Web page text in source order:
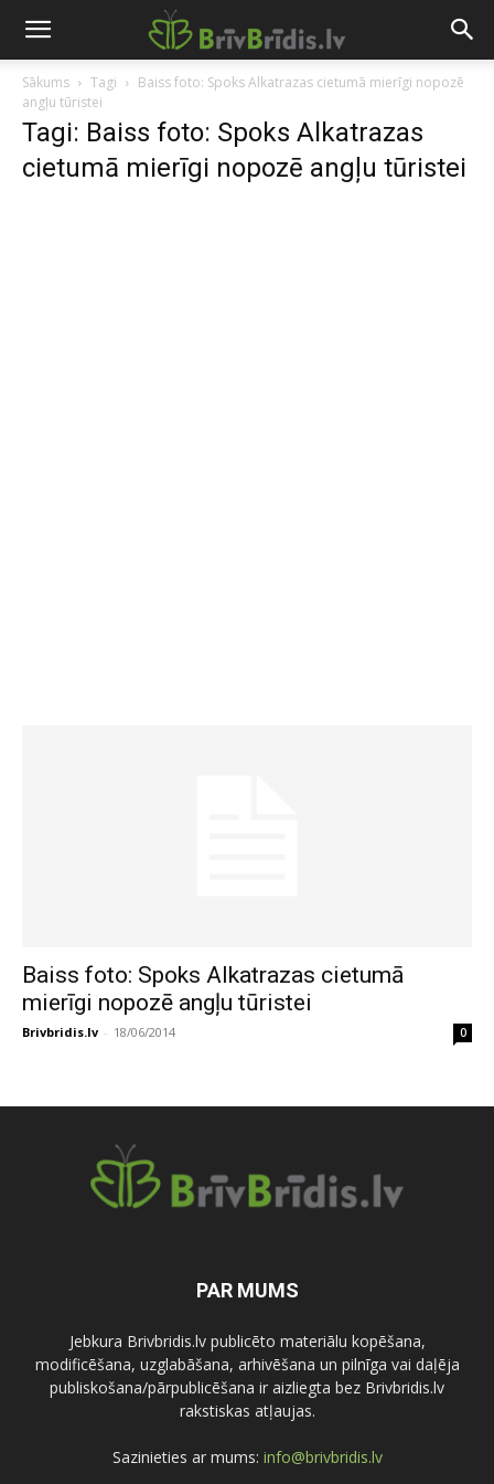
Sākums Tagi
Baiss foto: Spoks Alkatrazas cietumā mierīgi nopozē
angļu tūristei
Tagi: Baiss foto: Spoks Alkatrazas
cietumā mierīgi nopozē angļu tūristei
Baiss foto: Spoks Alkatrazas cietumā
mierīgi nopozē angļu tūristei
Brivbridis.lv - 18/06/2014 0
PAR MUMS
Jebkura Brivbridis.lv publicēto materiālu kopēšana,
modificēšana, uzglabāšana, arhivēšana un pilnīga vai daļēja
publiskošana/pārpublicēšana ir aizliegta bez Brivbridis.lv
rakstiskas atļaujas.
Sazinieties ar mums: info@brivbridis.lv